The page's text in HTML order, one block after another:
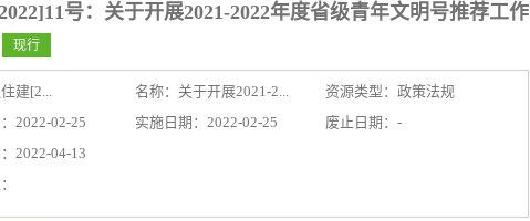
号：关于开展2021-2022年度省级青年文明号推荐工作
现行
建[2... 名称： 关于开展2021-2...
资源类型：政策法规
2022-02-25
实施日期：2022-02-25
废止日期：-
2022-04-13